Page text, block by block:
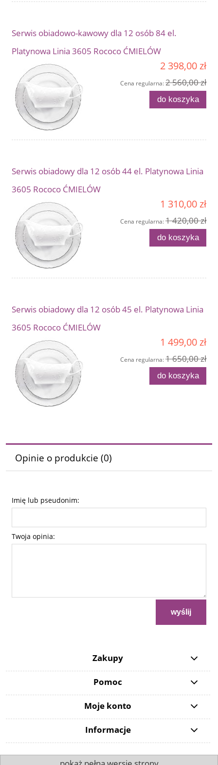
Serwis obiadowo-kawowy dla 12 osób 84 el.
Platynowa Linia 3605 Rococo ĆMIELÓW
2 398,00 zł
Cena regularna:2 560,00 zł
do koszyka
Serwis obiadowy dla 12 osób 44 el. Platynowa Linia
3605 Rococo ĆMIELÓW
1 310,00 zł
Cena regularna:1 420,00 zł
do koszyka
Serwis obiadowy dla 12 osób 45 el. Platynowa Linia
3605 Rococo ĆMIELÓW
1 499,00 zł
Cena regularna:1 650,00 zł
do koszyka
Opinie o produkcie (0)
Imię lub pseudonim:
Twoja opinia:
wyślij
Zakupy
Pomoc
Moje konto
Informacje